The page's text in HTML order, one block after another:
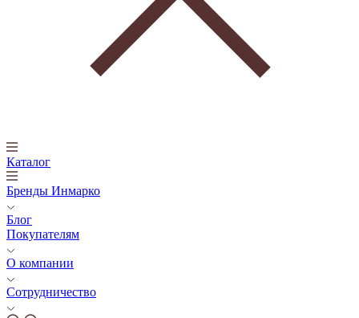
Каталог
Бренды Инмарко
Блог
Покупателям
О компании
Сотрудничество